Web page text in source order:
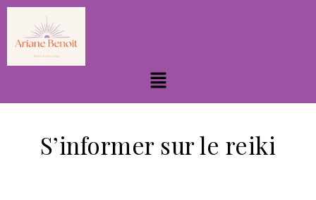
S’informer sur le reiki